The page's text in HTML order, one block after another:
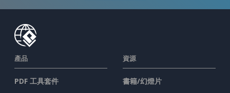
產品
PDF 工具套件
資源
書籍/幻燈片